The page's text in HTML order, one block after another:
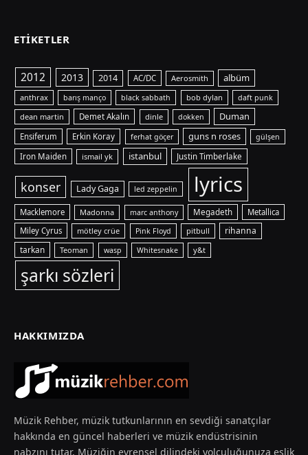
ETIKETLER
2012 2013 2014 AC/DC Aerosmith albüm
anthrax barış manço black sabbath bob dylan daft punk
dean martin Demet Akalın dinle dokken Duman
Ensiferum Erkin Koray ferhat göçer guns n roses gülşen
Iron Maiden ismail yk istanbul Justin Timberlake
konser Lady Gaga led zeppelin lyrics
Macklemore Madonna marc anthony Megadeth
Metallica
Miley Cyrus
mötley crüe Pink Floyd pitbull rihanna
tarkan Teoman wasp Whitesnake y&t
şarkı sözleri
HAKKIMIZDA
Müzik Rehber, müzik tutkunlarının en sevdiği sanatçılar
hakkında en güncel haberleri ve müzik endüstrisinin
nabzını tutar. Müziğin evrensel dilindeki yolculuğunuza eşlik